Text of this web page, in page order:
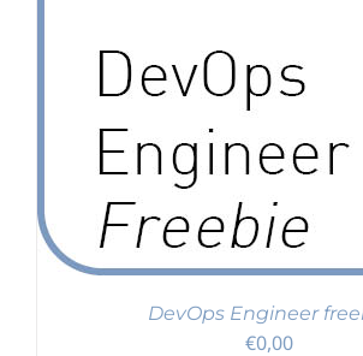
DevOps Engineer
€0,00